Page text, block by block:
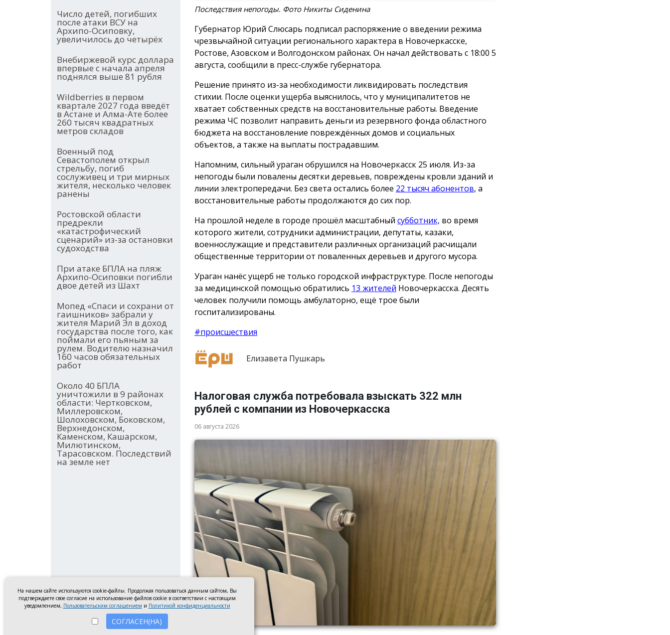
Число детей, погибших
после атаки ВСУ на
Архипо-Осиповку,
увеличилось до четырёх
Внебиржевой курс доллара
впервые с начала апреля
поднялся выше 81 рубля
Wildberries в первом
квартале 2027 года введёт
в Астане и Алма-Ате более
260 тысяч квадратных
метров складов
Военный под
Севастополем открыл
стрельбу, погиб
сослуживец и три мирных
жителя, несколько человек
ранены
Ростовской области
предрекли
«катастрофический
сценарий» из-за остановки
судоходства
При атаке БПЛА на пляж
Архипо-Осиповки погибли
двое детей из Шахт
Мопед «Спаси и сохрани от
гаишников» забрали у
жителя Марий Эл в доход
государства после того, как
поймали его пьяным за
рулем. Водителю назначил
160 часов обязательных
работ
Около 40 БПЛА
уничтожили в 9 районах
области: Чертковском,
Миллеровском,
Шолоховском, Боковском,
Верхнедонском,
Каменском, Кашарском,
Милютинском,
Тарасовском. Последствий
на земле нет
Последствия непогоды. Фото Никиты Сиденина
Губернатор Юрий Слюсарь подписал распоряжение о введении режима
чрезвычайной ситуации регионального характера в Новочеркасске,
Ростове, Азовском и Волгодонском районах. Он начал действовать с 18:00 5
августа, сообщили в пресс-службе губернатора.
Решение принято из-за необходимости ликвидировать последствия
стихии. После оценки ущерба выяснилось, что у муниципалитетов не
хватает собственных средств на восстановительные работы. Введение
режима ЧС позволит направить деньги из резервного фонда областного
бюджета на восстановление повреждённых домов и социальных
объектов, а также на выплаты пострадавшим.
Напомним, сильный ураган обрушился на Новочеркасск 25 июля. Из-за
непогоды были повалены десятки деревьев, повреждены кровли зданий и
линии электропередачи. Без света остались более 22 тысяч абонентов, а
восстановительные работы продолжаются до сих пор.
На прошлой неделе в городе прошёл масштабный субботник, во время
которого жители, сотрудники администрации, депутаты, казаки,
военнослужащие и представители различных организаций расчищали
общественные территории от поваленных деревьев и другого мусора.
Ураган нанёс ущерб не только городской инфраструктуре. После непогоды
за медицинской помощью обратились 13 жителей Новочеркасска. Десять
человек получили помощь амбулаторно, ещё трое были
госпитализированы.
#происшествия
Елизавета Пушкарь
Налоговая служба потребовала взыскать 322 млн
рублей с компании из Новочеркасска
06 августа 2026
На нашем сайте используются cookie-файлы. Продолжая пользоваться данным сайтом, Вы
подтверждаете свое согласие на использование файлов cookie в соответствии с настоящим
уведомлением, Пользовательским соглашением и Политикой конфиденциальности
СОГЛАСЕН(НА)